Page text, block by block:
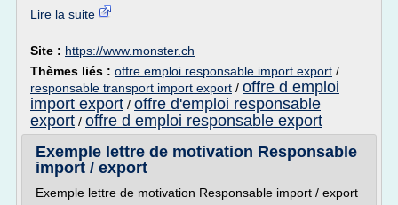
Lire la suite
Site : https://www.monster.ch
Thèmes liés : offre emploi responsable import export /
responsable transport import export / offre d emploi
import export / offre d'emploi responsable
export / offre d emploi responsable export
Exemple lettre de motivation Responsable
import / export
Exemple lettre de motivation Responsable import / export